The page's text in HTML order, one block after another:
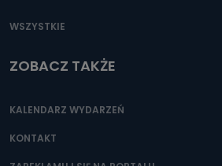
WSZYSTKIE
ZOBACZ TAKŻE
KALENDARZ WYDARZEŃ
KONTAKT